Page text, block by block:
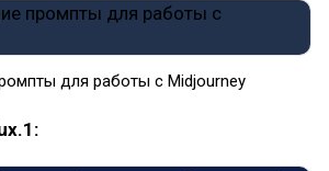
для работы с Midjourney